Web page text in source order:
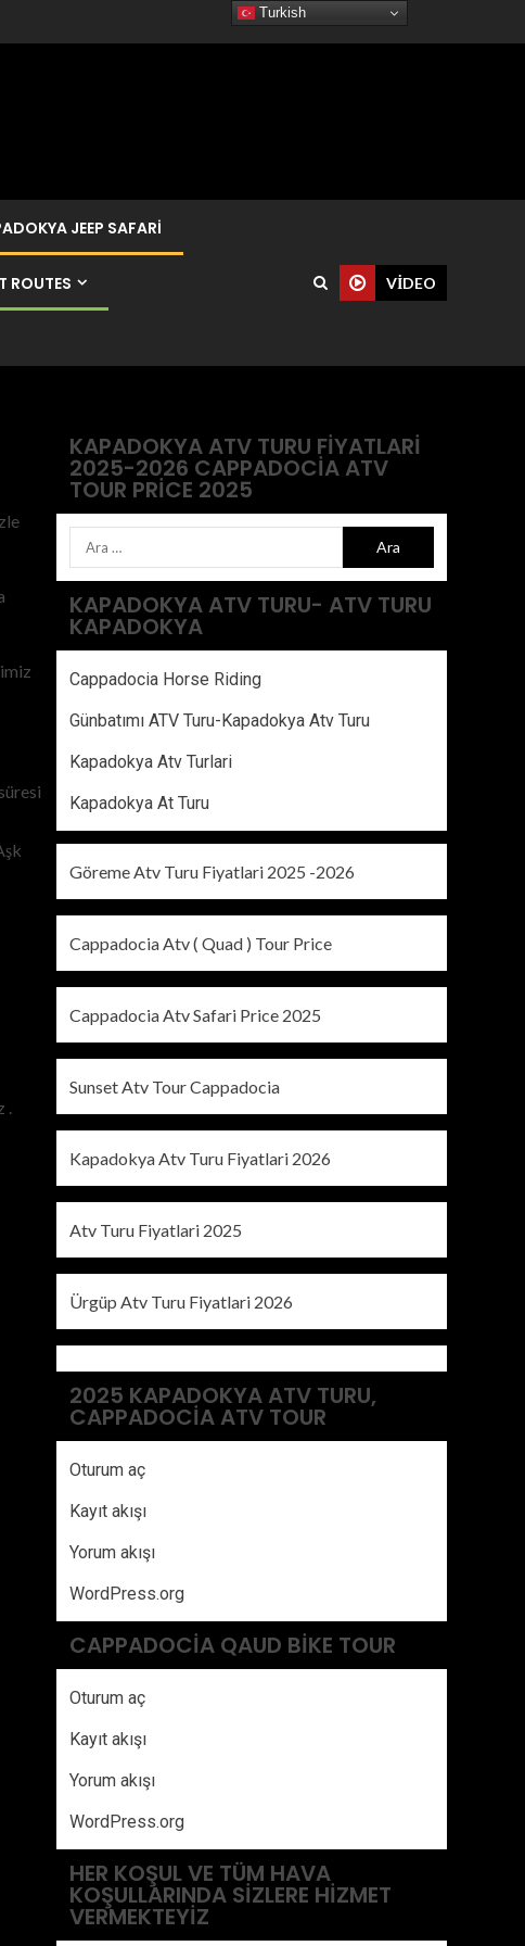
JEEP SAFARI
ROUTES VIDEO
.
KAPADOKYA ATV TURU FIYATLARI
2025-2026 CAPPADOCIA ATV
TOUR PRICE 2025
KAPADOKYA ATV TURU- ATV TURU
KAPADOKYA
Cappadocia Horse Riding
Günbatımı ATV Turu-Kapadokya Atv Turu
Kapadokya Atv Turlari
Kapadokya At Turu
Göreme Atv Turu Fiyatlari 2025 -2026
Cappadocia Atv ( Quad ) Tour Price
Cappadocia Atv Safari Price 2025
Sunset Atv Tour Cappadocia
Kapadokya Atv Turu Fiyatlari 2026
Atv Turu Fiyatlari 2025
Ürgüp Atv Turu Fiyatlari 2026
2025 KAPADOKYA ATV TURU,
CAPPADOCIA ATV TOUR
Oturum aç
Kayıt akışı
Yorum akışı
WordPress.org
CAPPADOCIA QAUD BIKE TOUR
Oturum aç
Kayıt akışı
Yorum akışı
WordPress.org
HER KOŞUL VE TÜM HAVA
KOŞULLARINDA SIZLERE HIZMET
VERMEKTEYIZ
Turkish